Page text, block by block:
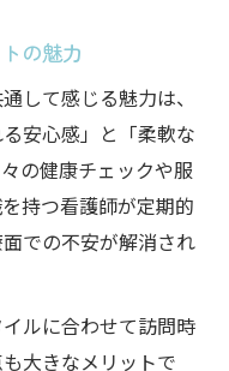
の魅力
して感じる魅力は、
安心感」と「柔軟な
の健康チェックや服
持つ看護師が定期的
での不安が解消され
ルに合わせて訪問時
大きなメリットで